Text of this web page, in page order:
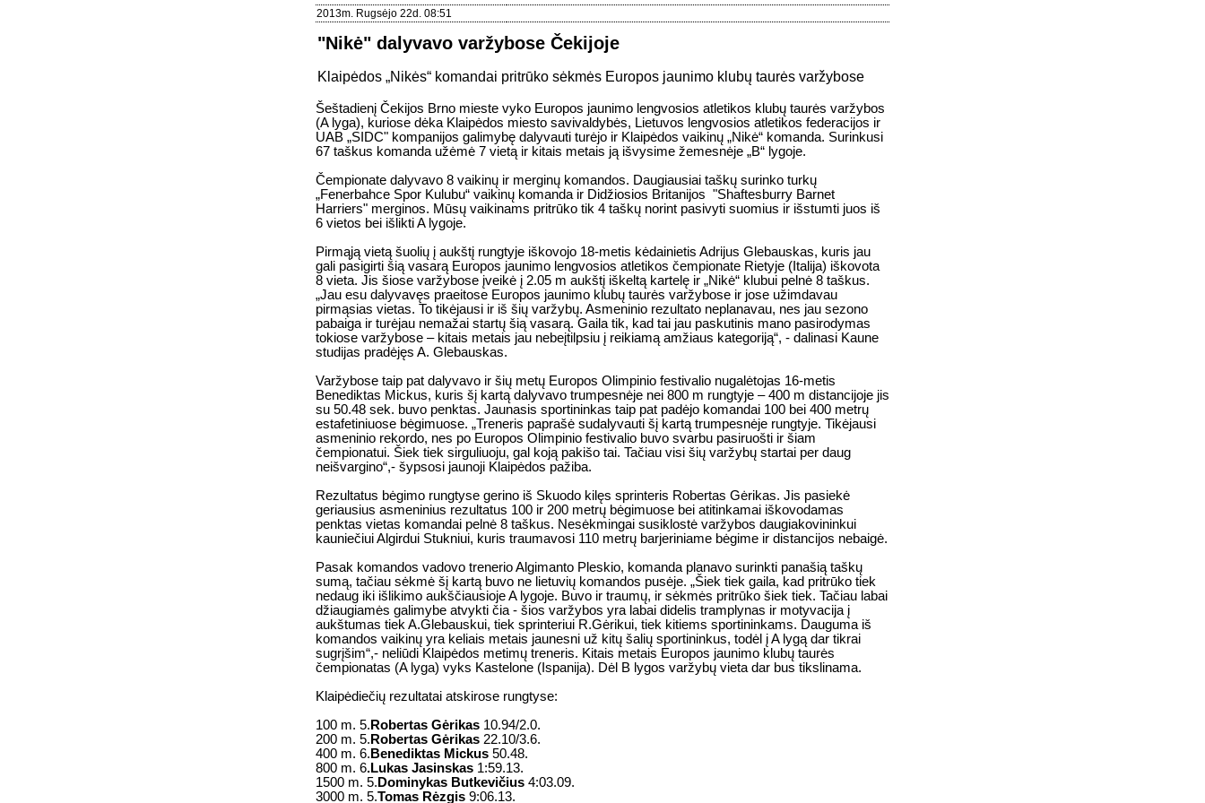
2013m. Rugsėjo 22d. 08:51
"Nikė" dalyvavo varžybose Čekijoje
Klaipėdos „Nikės“ komandai pritrūko sėkmės Europos jaunimo klubų taurės varžybose
Šeštadienį Čekijos Brno mieste vyko Europos jaunimo lengvosios atletikos klubų taurės varžybos
(A lyga), kuriose dėka Klaipėdos miesto savivaldybės, Lietuvos lengvosios atletikos federacijos ir
UAB „SIDC" kompanijos galimybę dalyvauti turėjo ir Klaipėdos vaikinų „Nikė“ komanda. Surinkusi
67 taškus komanda užėmė 7 vietą ir kitais metais ją išvysime žemesnėje „B“ lygoje.
Čempionate dalyvavo 8 vaikinų ir merginų komandos. Daugiausiai taškų surinko turkų
„Fenerbahce Spor Kulubu“ vaikinų komanda ir Didžiosios Britanijos "Shaftesburry Barnet
Harriers" merginos. Mūsų vaikinams pritrūko tik 4 taškų norint pasivyti suomius ir išstumti juos iš
6 vietos bei išlikti A lygoje.
Pirmąją vietą šuolių į aukštį rungtyje iškovojo 18-metis kėdainietis Adrijus Glebauskas, kuris jau
gali pasigirti šią vasarą Europos jaunimo lengvosios atletikos čempionate Rietyje (Italija) iškovota
8 vieta. Jis šiose varžybose įveikė į 2.05 m aukštį iškeltą kartelę ir „Nikė“ klubui pelnė 8 taškus.
„Jau esu dalyvavęs praeitose Europos jaunimo klubų taurės varžybose ir jose užimdavau
pirmąsias vietas. To tikėjausi ir iš šių varžybų. Asmeninio rezultato neplanavau, nes jau sezono
pabaiga ir turėjau nemažai startų šią vasarą. Gaila tik, kad tai jau paskutinis mano pasirodymas
tokiose varžybose – kitais metais jau nebeįtilpsiu į reikiamą amžiaus kategoriją“, - dalinasi Kaune
studijas pradėjęs A. Glebauskas.
Varžybose taip pat dalyvavo ir šių metų Europos Olimpinio festivalio nugalėtojas 16-metis
Benediktas Mickus, kuris šį kartą dalyvavo trumpesnėje nei 800 m rungtyje – 400 m distancijoje jis
su 50.48 sek. buvo penktas. Jaunasis sportininkas taip pat padėjo komandai 100 bei 400 metrų
estafetiniuose bėgimuose. „Treneris paprašė sudalyvauti šį kartą trumpesnėje rungtyje. Tikėjausi
asmeninio rekordo, nes po Europos Olimpinio festivalio buvo svarbu pasiruošti ir šiam
čempionatui. Šiek tiek sirguliuoju, gal koją pakišo tai. Tačiau visi šių varžybų startai per daug
neišvargino“,- šypsosi jaunoji Klaipėdos pažiba.
Rezultatus bėgimo rungtyse gerino iš Skuodo kilęs sprinteris Robertas Gėrikas. Jis pasiekė
geriausius asmeninius rezultatus 100 ir 200 metrų bėgimuose bei atitinkamai iškovodamas
penktas vietas komandai pelnė 8 taškus. Nesėkmingai susiklostė varžybos daugiakovininkui
kauniečiui Algirdui Stukniui, kuris traumavosi 110 metrų barjeriniame bėgime ir distancijos nebaigė.
Pasak komandos vadovo trenerio Algimanto Pleskio, komanda planavo surinkti panašią taškų
sumą, tačiau sėkmė šį kartą buvo ne lietuvių komandos pusėje. „Šiek tiek gaila, kad pritrūko tiek
nedaug iki išlikimo aukščiausioje A lygoje. Buvo ir traumų, ir sėkmės pritrūko šiek tiek. Tačiau labai
džiaugiamės galimybe atvykti čia - šios varžybos yra labai didelis tramplynas ir motyvacija į
aukštumas tiek A.Glebauskui, tiek sprinteriui R.Gėrikui, tiek kitiems sportininkams. Dauguma iš
komandos vaikinų yra keliais metais jaunesni už kitų šalių sportininkus, todėl į A lygą dar tikrai
sugrįšim“,- neliūdi Klaipėdos metimų treneris. Kitais metais Europos jaunimo klubų taurės
čempionatas (A lyga) vyks Kastelone (Ispanija). Dėl B lygos varžybų vieta dar bus tikslinama.
Klaipėdiečių rezultatai atskirose rungtyse:
100 m. 5.Robertas Gėrikas 10.94/2.0.
200 m. 5.Robertas Gėrikas 22.10/3.6.
400 m. 6.Benediktas Mickus 50.48.
800 m. 6.Lukas Jasinskas 1:59.13.
1500 m. 5.Dominykas Butkevičius 4:03.09.
3000 m. 5.Tomas Rėzgis 9:06.13.